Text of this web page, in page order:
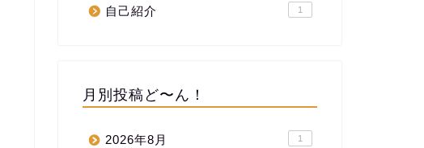
自己紹介 1
月別投稿ど〜ん！
2026年8月 1